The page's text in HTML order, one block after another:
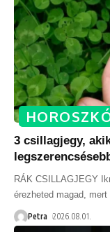
3 csillagjegy,
RÁK CSILLAGJEGY
érezheted magad,
Petra 2026.08.01.